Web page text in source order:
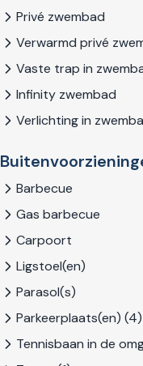
Privé zwembad
Verwarmd privé
Vaste trap in
Infinity zwembad
Verlichting in
Barbecue
Gas barbecue
Carpoort
Ligstoel(en)
Parasol(s)
Parkeerplaats(en) (4)
Tennisbaan in de